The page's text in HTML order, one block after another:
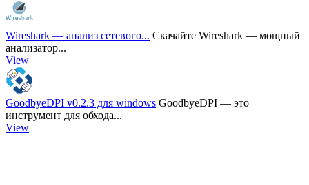
Wireshark — анализ сетевого... Скачайте Wireshark — мощный
анализатор...
View
GoodbyeDPI v0.2.3 для windows GoodbyeDPI — это
инструмент для обхода...
View